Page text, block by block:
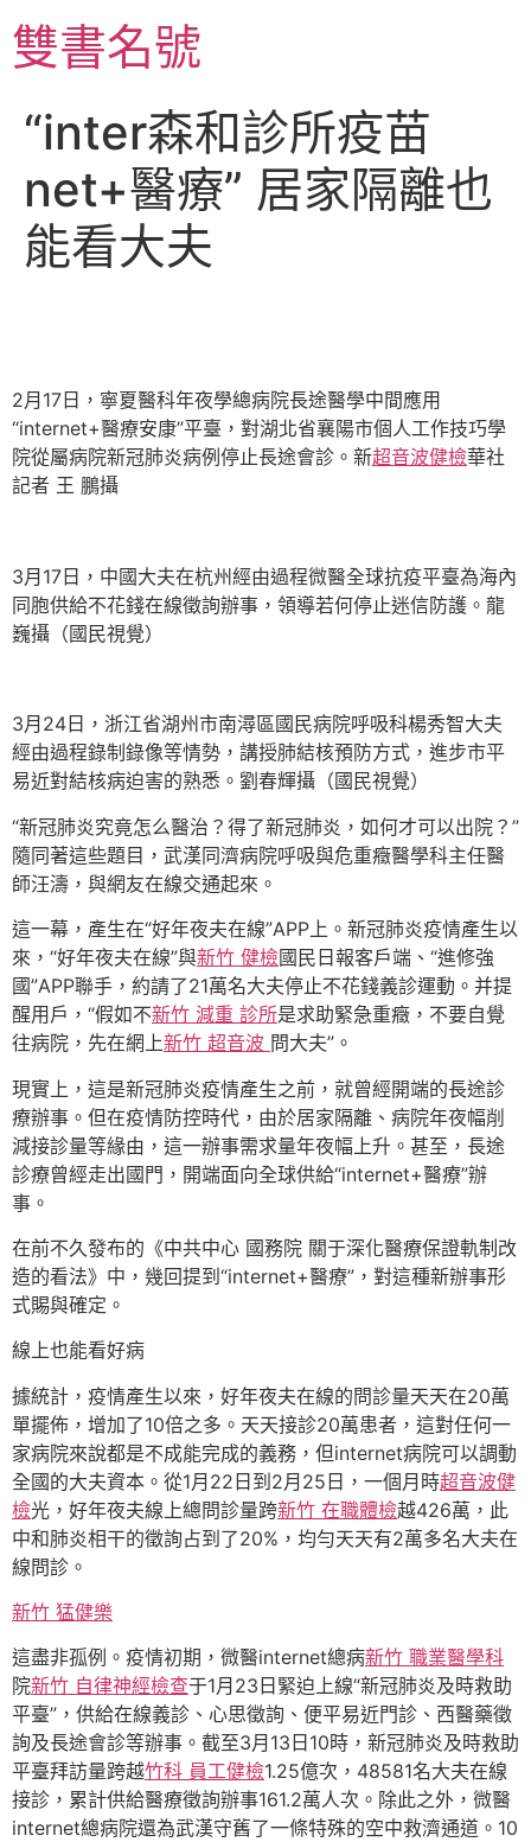
至
主雙書名號
“inter森和診所疫苗
net+醫療” 居家隔離也
能看大夫
2月17日，寧夏醫科年夜學總病院長途醫學中間應用
“internet+醫療安康”平臺，對湖北省襄陽市個人工作技巧學
院從屬病院新冠肺炎病例停止長途會診。新超音波健檢華社
記者 王 鵬攝
3月17日，中國大夫在杭州經由過程微醫全球抗疫平臺為海內
同胞供給不花錢在線徵詢辦事，領導若何停止迷信防護。龍
巍攝（國民視覺）
3月24日，浙江省湖州市南潯區國民病院呼吸科楊秀智大夫
經由過程錄制錄像等情勢，講授肺結核預防方式，進步市平
易近對結核病迫害的熟悉。劉春輝攝（國民視覺）
“新冠肺炎究竟怎么醫治？得了新冠肺炎，如何才可以出院？”
隨同著這些題目，武漢同濟病院呼吸與危重癥醫學科主任醫
師汪濤，與網友在線交通起來。
這一幕，產生在“好年夜夫在線”APP上。新冠肺炎疫情產生以
來，“好年夜夫在線”與新竹 健檢國民日報客戶端、“進修強
國”APP聯手，約請了21萬名大夫停止不花錢義診運動。并提
醒用戶，“假如不新竹 減重 診所是求助緊急重癥，不要自覺
往病院，先在網上新竹 超音波 問大夫”。
現實上，這是新冠肺炎疫情產生之前，就曾經開端的長途診
療辦事。但在疫情防控時代，由於居家隔離、病院年夜幅削
減接診量等緣由，這一辦事需求量年夜幅上升。甚至，長途
診療曾經走出國門，開端面向全球供給“internet+醫療”辦
事。
在前不久發布的《中共中心 國務院 關于深化醫療保證軌制改
造的看法》中，幾回提到“internet+醫療”，對這種新辦事形
式賜與確定。
線上也能看好病
據統計，疫情產生以來，好年夜夫在線的問診量天天在20萬
單擺佈，增加了10倍之多。天天接診20萬患者，這對任何一
家病院來說都是不成能完成的義務，但internet病院可以調動
全國的大夫資本。從1月22日到2月25日，一個月時超音波健
檢光，好年夜夫線上總問診量跨新竹 在職體檢越426萬，此
中和肺炎相干的徵詢占到了20%，均勻天天有2萬多名大夫在
線問診。
新竹 猛健樂
這盡非孤例。疫情初期，微醫internet總病新竹 職業醫學科
院新竹 自律神經檢查于1月23日緊迫上線“新冠肺炎及時救助
平臺”，供給在線義診、心思徵詢、便平易近門診、西醫藥徵
詢及長途會診等辦事。截至3月13日10時，新冠肺炎及時救助
平臺拜訪量跨越竹科 員工健檢1.25億次，48581名大夫在線
接診，累計供給醫療徵詢辦事161.2萬人次。除此之外，微醫
internet總病院還為武漢守舊了一條特殊的空中救濟通道。10